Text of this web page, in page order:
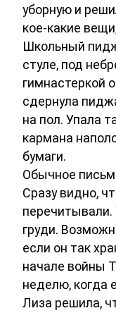
уборную и
кое-какие
Школьный
стуле, под
гимнастеркой
сдернула
на пол. Упала
кармана
бумаги.
Обычное
Сразу видно,
перечитывали.
груди.
если он так
начале войны
неделю, когда
Лиза решила,